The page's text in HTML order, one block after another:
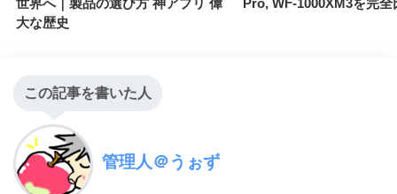
大な歴史
この記事を書いた人
管理人＠うぉず